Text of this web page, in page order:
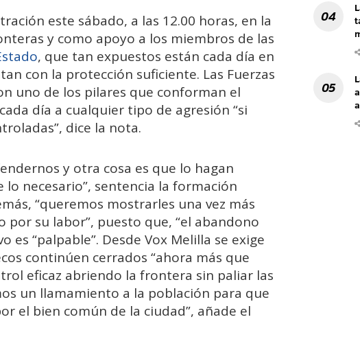
este sábado, a las 12.00 horas, en la
y como apoyo a los miembros de las
, que tan expuestos están cada día en
con la protección suficiente. Las Fuerzas
uno de los pilares que conforman el
día a cualquier tipo de agresión “si
dice la nota.
y otra cosa es que lo hagan
necesario”, sentencia la formación
“queremos mostrarles una vez más
su labor”, puesto que, “el abandono
“palpable”. Desde Vox Melilla se exige
continúen cerrados “ahora más que
eficaz abriendo la frontera sin paliar las
un llamamiento a la población para que
el bien común de la ciudad”, añade el